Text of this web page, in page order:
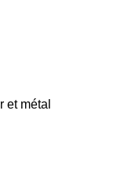
et métal